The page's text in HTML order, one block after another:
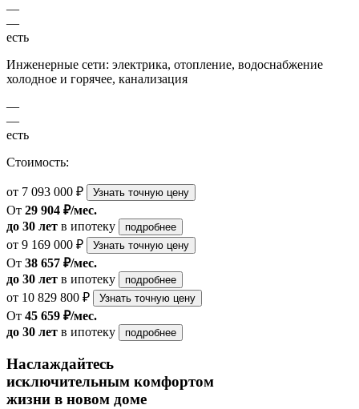
—
—
есть
Инженерные сети: электрика, отопление, водоснабжение
холодное и горячее, канализация
—
—
есть
Стоимость:
от 7 093 000 ₽ Узнать точную цену
От 29 904 ₽/мес.
до 30 лет в ипотеку подробнее
от 9 169 000 ₽ Узнать точную цену
От 38 657 ₽/мес.
до 30 лет в ипотеку подробнее
от 10 829 800 ₽ Узнать точную цену
От 45 659 ₽/мес.
до 30 лет в ипотеку подробнее
Наслаждайтесь
исключительным комфортом
жизни в новом доме